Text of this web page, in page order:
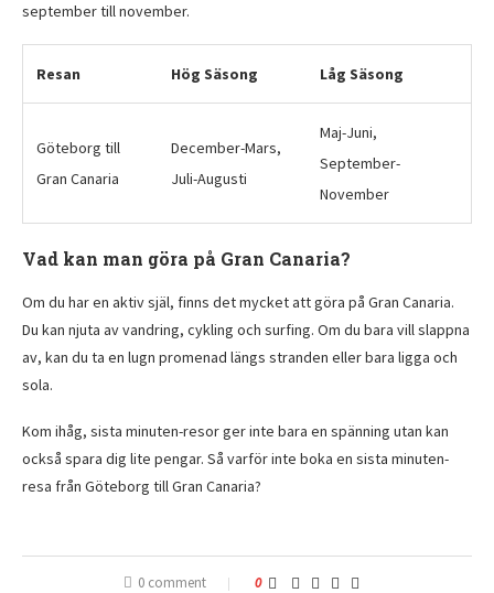
september till november.
Resan Hög Säsong Låg Säsong
Göteborg till
Gran Canaria
December-Mars,
Juli-Augusti
Maj-Juni,
September-
November
Vad kan man göra på Gran Canaria?
Om du har en aktiv själ, finns det mycket att göra på Gran Canaria.
Du kan njuta av vandring, cykling och surfing. Om du bara vill slappna
av, kan du ta en lugn promenad längs stranden eller bara ligga och
sola.
Kom ihåg, sista minuten-resor ger inte bara en spänning utan kan
också spara dig lite pengar. Så varför inte boka en sista minuten-
resa från Göteborg till Gran Canaria?
0 comment 0